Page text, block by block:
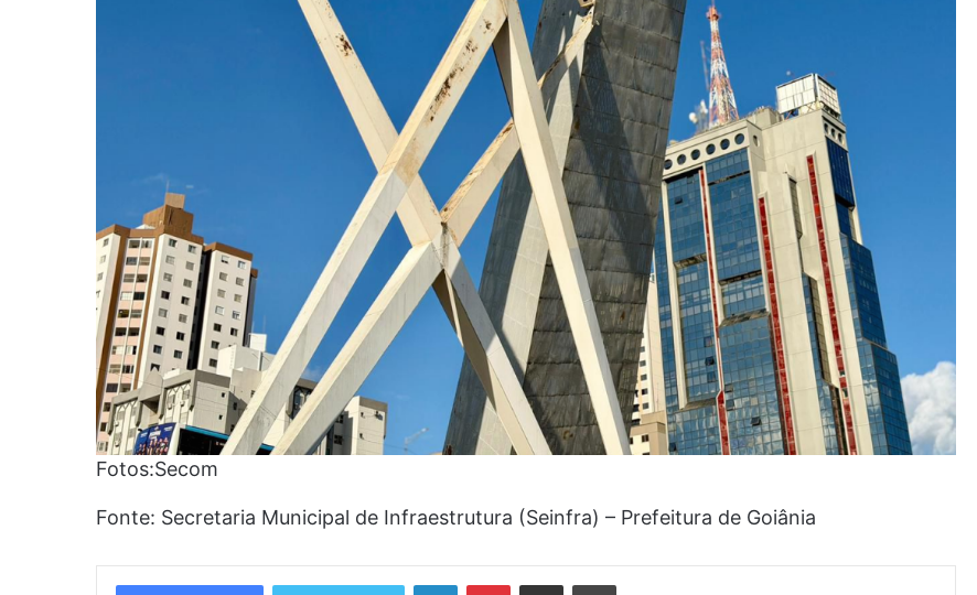
Fotos:Secom
Fonte: Secretaria Municipal de Infraestrutura (Seinfra) – Prefeitura de Goiânia
LinkedinPinterestCompartilhar via e-mail Imprimir